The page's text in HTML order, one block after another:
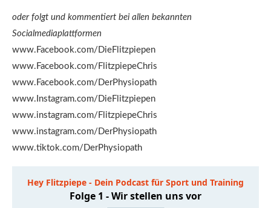
oder folgt und kommentiert bei allen bekannten
Socialmediaplattformen
www.Facebook.com/DieFlitzpiepen
www.Facebook.com/FlitzpiepeChris
www.Facebook.com/DerPhysiopath
www.Instagram.com/DieFlitzpiepen
www.instagram.com/FlitzpiepeChris
www.instagram.com/DerPhysiopath
www.tiktok.com/DerPhysiopath